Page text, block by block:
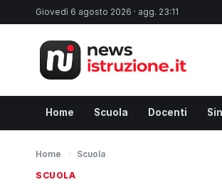
Giovedì 6 agosto 2026 · agg. 23:11
Home Scuola Docenti
Home › Scuola
SCUOLA